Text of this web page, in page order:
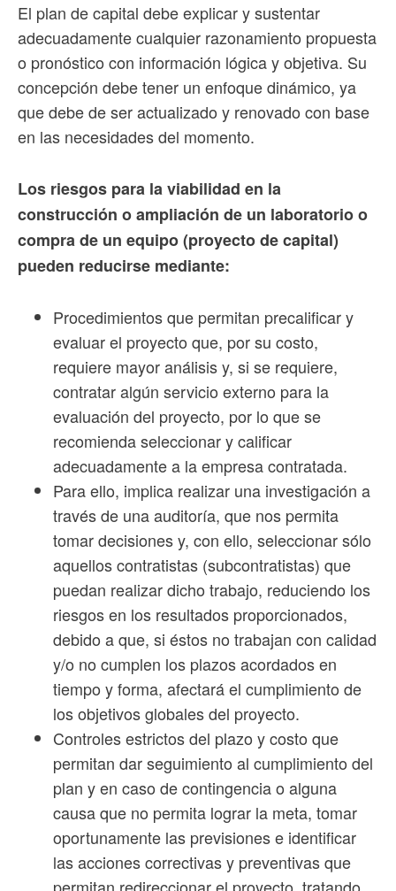
El plan de capital debe explicar y sustentar
adecuadamente cualquier razonamiento propuesta
o pronóstico con información lógica y objetiva. Su
concepción debe tener un enfoque dinámico, ya
que debe de ser actualizado y renovado con base
en las necesidades del momento.
Los riesgos para la viabilidad en la
construcción o ampliación de un laboratorio o
compra de un equipo (proyecto de capital)
pueden reducirse mediante:
Procedimientos que permitan precalificar y
evaluar el proyecto que, por su costo,
requiere mayor análisis y, si se requiere,
contratar algún servicio externo para la
evaluación del proyecto, por lo que se
recomienda seleccionar y calificar
adecuadamente a la empresa contratada.
Para ello, implica realizar una investigación a
través de una auditoría, que nos permita
tomar decisiones y, con ello, seleccionar sólo
aquellos contratistas (subcontratistas) que
puedan realizar dicho trabajo, reduciendo los
riesgos en los resultados proporcionados,
debido a que, si éstos no trabajan con calidad
y/o no cumplen los plazos acordados en
tiempo y forma, afectará el cumplimiento de
los objetivos globales del proyecto.
Controles estrictos del plazo y costo que
permitan dar seguimiento al cumplimiento del
plan y en caso de contingencia o alguna
causa que no permita lograr la meta, tomar
oportunamente las previsiones e identificar
las acciones correctivas y preventivas que